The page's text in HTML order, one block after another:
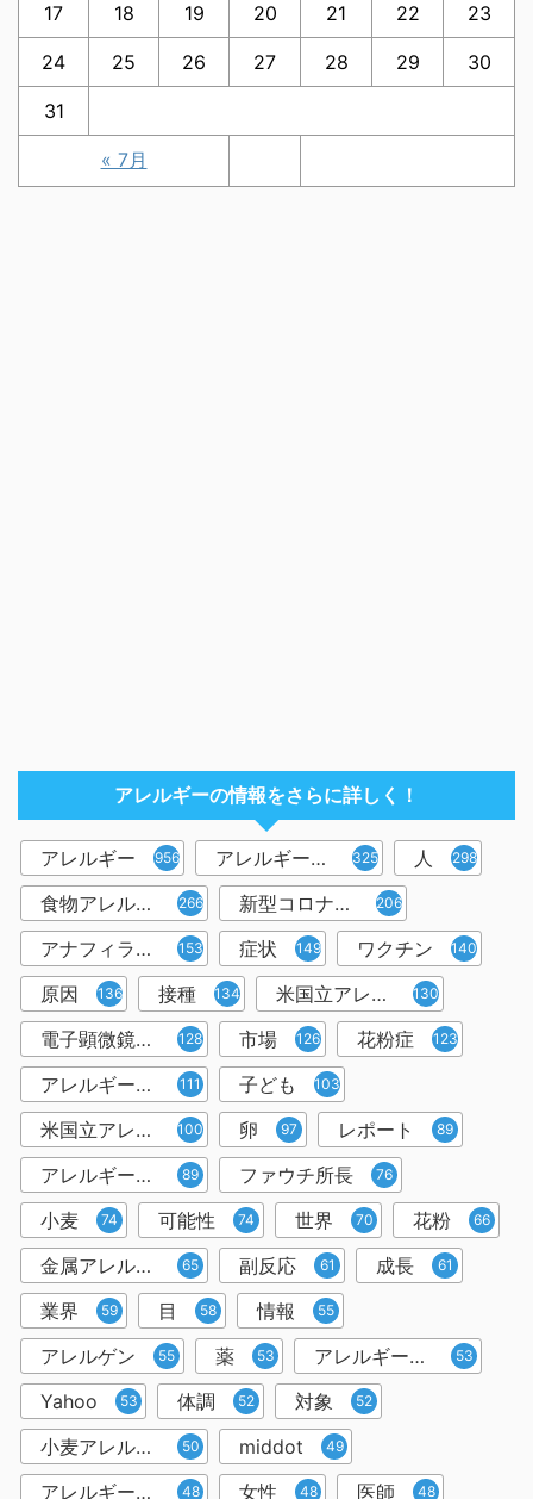
« 7月
17 18 19 20 21 22 23
24 25 26 27 28 29 30
31
アレルギーの情報をさらに詳しく！
アレルギー 956 アレルギー反応 325 人 298
食物アレルギー 266 新型コロナウイルス 206
アナフィラキシー 153 症状 149 ワクチン 140
原因 136 接種 134 米国立アレルギー感染症研究所提供 130
電子顕微鏡写真 128 市場 126 花粉症 123
アレルギー症状 111 子ども 103
米国立アレルギー感染症研究所 100 卵 97 レポート 89
アレルギー性鼻炎 89 ファウチ所長 76
小麦 74 可能性 74 世界 70 花粉 66
金属アレルギー 65 副反応 61 成長 61
業界 59 目 58 情報 55
アレルゲン 55 薬 53 アレルギー疾患 53
Yahoo 53 体調 52 対象 52
小麦アレルギー 50 middot 49
アレルギー物質 48 女性 48 医師 48